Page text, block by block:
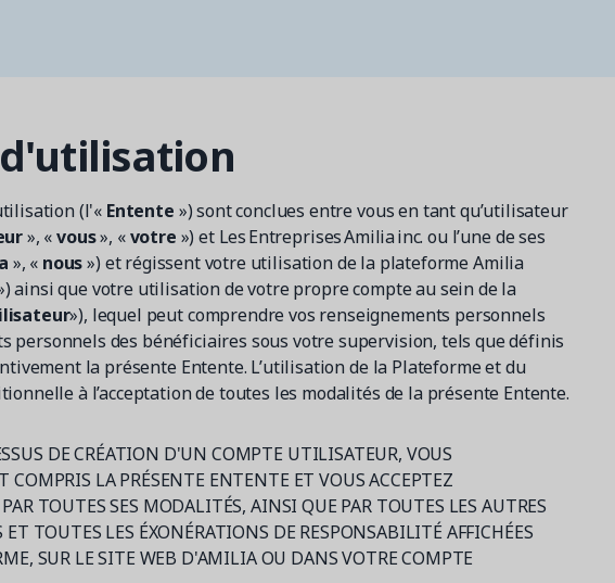
(l'« Entente ») sont conclues entre vous en tant qu’utilisateur
», «vous», «votre ») et Les Entreprises Amilia inc. ou l’une de ses
», « nous») et régissent votre utilisation de la plateforme Amilia
ainsi que votre utilisation de votre propre compte au sein de la
»), lequel peut comprendre vos renseignements personnels
personnels des bénéficiaires sous votre supervision, tels que définis
la présente Entente. L’utilisation de la Plateforme et du
à l’acceptation de toutes les modalités de la présente Entente.
DE CRÉATION D'UN COMPTE UTILISATEUR, VOUS
COMPRIS LA PRÉSENTE ENTENTE ET VOUS ACCEPTEZ
TOUTES SES MODALITÉS, AINSI QUE PAR TOUTES LES AUTRES
TOUTES LES ÉXONÉRATIONS DE RESPONSABILITÉ AFFICHÉES
SUR LE SITE WEB D'AMILIA OU DANS VOTRE COMPTE